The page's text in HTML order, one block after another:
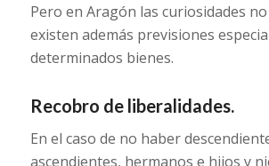
Pero en Aragón las curiosidades
existen además previsiones
determinados bienes.
Recobro de liberalidades.
En el caso de no haber
ascendientes, hermanos e hijos y